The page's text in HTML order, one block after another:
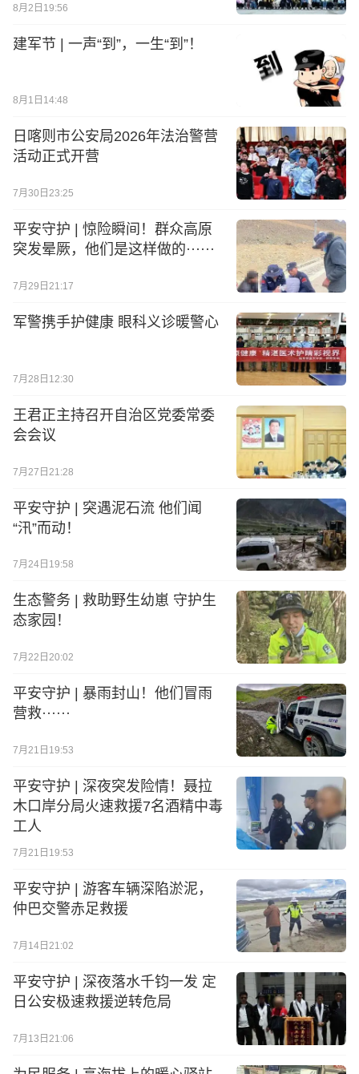
8月2日19:56
建军节 | 一声“到”，一生“到”！
8月1日14:48
日喀则市公安局2026年法治警营
活动正式开营
7月30日23:25
平安守护 | 惊险瞬间！群众高原
突发晕厥，他们是这样做的······
7月29日21:17
军警携手护健康 眼科义诊暖警心
7月28日12:30
王君正主持召开自治区党委常委
会会议
7月27日21:28
平安守护 | 突遇泥石流 他们闻
“汛”而动！
7月24日19:58
生态警务 | 救助野生幼崽 守护生
态家园！
7月22日20:02
平安守护 | 暴雨封山！他们冒雨
营救······
7月21日19:53
平安守护 | 深夜突发险情！聂拉
木口岸分局火速救援7名酒精中毒
工人
7月21日19:53
平安守护 | 游客车辆深陷淤泥，
仲巴交警赤足救援
7月14日21:02
平安守护 | 深夜落水千钧一发 定
日公安极速救援逆转危局
7月13日21:06